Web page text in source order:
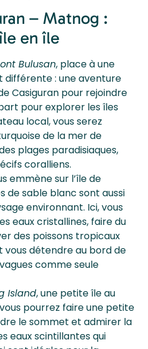
– Matnog :
en île
Bulusan, place à une
: une aventure
Casiguran pour rejoindre
pour explorer les îles
local, vous serez
de la mer de
plages paradisiaques,
coralliens.
emmène sur l’île de
de sable blanc sont aussi
environnant. Ici, vous
eaux cristallines, faire du
des poissons tropicaux
vous détendre au bord de
comme seule
Island, une petite île au
pourrez faire une petite
le sommet et admirer la
eaux scintillantes qui